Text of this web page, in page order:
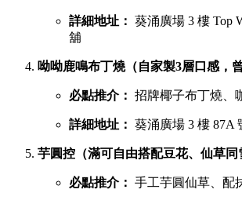
詳細地址： 葵涌廣場 3 樓 Top
舖
呦呦鹿鳴布丁燒（自家製3層口感，
必點推介： 招牌椰子布丁燒、
詳細地址： 葵涌廣場 3 樓 87A
芋圓控（滿可自由搭配豆花、仙草同
必點推介： 手工芋圓仙草、配